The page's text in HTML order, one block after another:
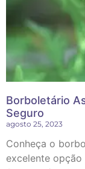
Borboletário
Seguro
agosto 25, 2023
Conheça o
excelente